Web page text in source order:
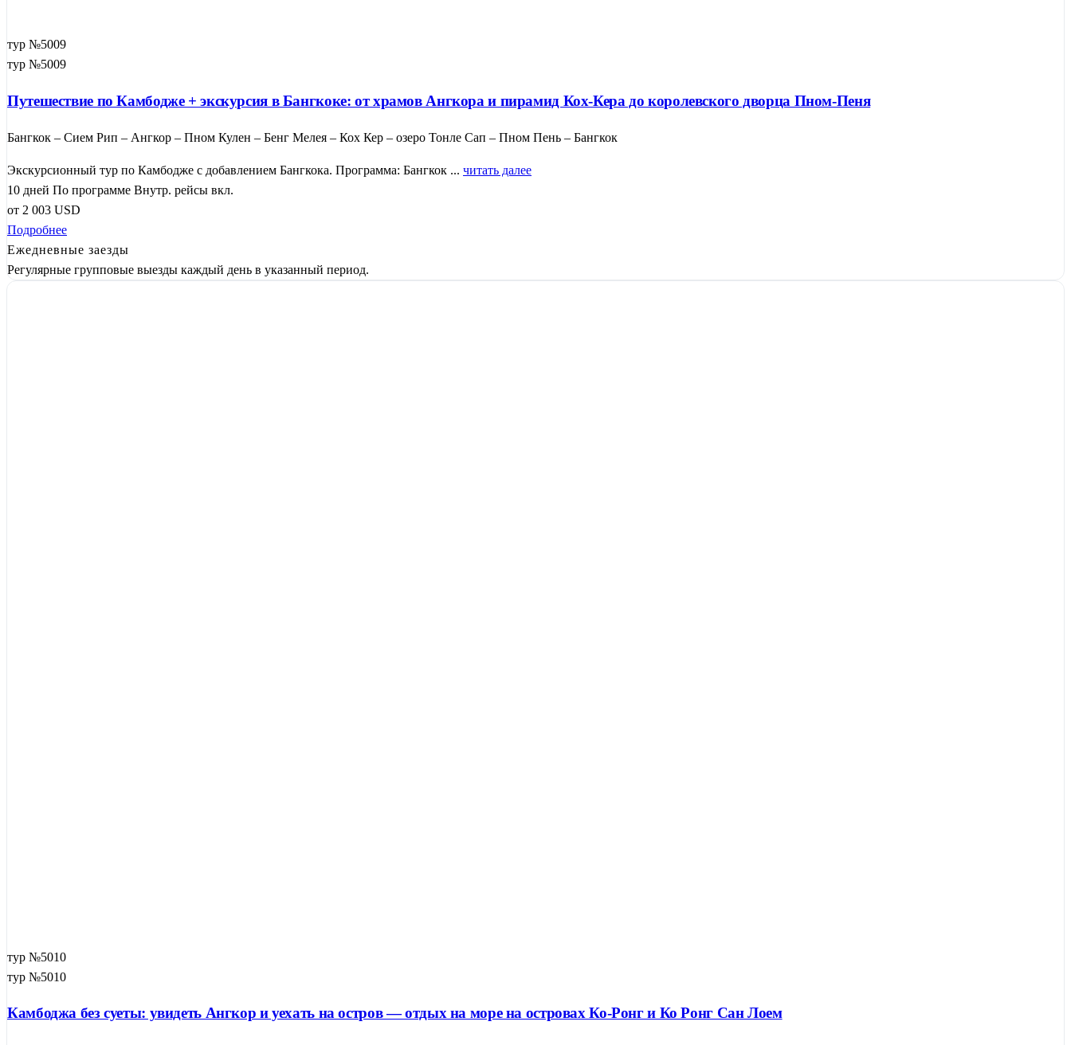
тур №5009
тур №5009
Путешествие по Камбодже + экскурсия в Бангкоке: от храмов Ангкора и пирамид Кох-Кера до королевского дворца Пном-Пеня
Бангкок – Сием Рип – Ангкор – Пном Кулен – Бенг Мелея – Кох Кер – озеро Тонле Сап – Пном Пень – Бангкок
Экскурсионный тур по Камбодже с добавлением Бангкока. Программа: Бангкок ... читать далее
10 дней По программе Внутр. рейсы вкл.
от 2 003 USD
Подробнее
Ежедневные заезды
Регулярные групповые выезды каждый день в указанный период.
тур №5010
тур №5010
Камбоджа без суеты: увидеть Ангкор и уехать на остров — отдых на море на островах Ко-Ронг и Ко Ронг Сан Лоем